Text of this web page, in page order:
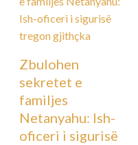
Zbulohen
sekretet e
familjes
Netanyahu: Ish-
oficeri i sigurisë